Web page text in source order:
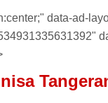
data-ad-